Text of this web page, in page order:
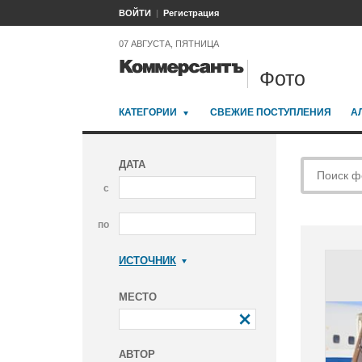
ВОЙТИ Регистрация
07 АВГУСТА, ПЯТНИЦА
Фото
КАТЕГОРИИ СВЕЖИЕ ПОСТУПЛЕНИЯ
ДАТА
с
по
ИСТОЧНИК
МЕСТО
АВТОР